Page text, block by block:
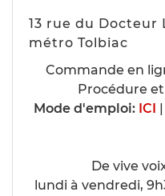
13 rue du Docteur
métro Tolbiac
Commande en
Procédure
Mode d'emploi:ICI |
De vive
lundi à vendredi,